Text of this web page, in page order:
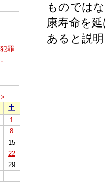
罪
」
土
1
8
15
22
29
ものでは
康寿命を
あると説